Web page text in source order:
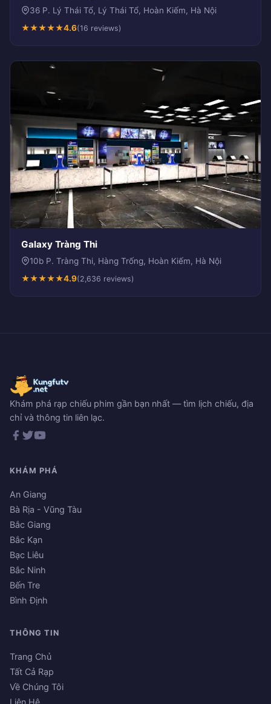
36 P. Lý Thái Tổ, Lý Thái Tổ, Hoàn Kiếm, Hà Nội
★★★★★4.6(16 reviews)
Galaxy Tràng Thi
10b P. Tràng Thi, Hàng Trống, Hoàn Kiếm, Hà Nội
★★★★★4.9(2,636 reviews)
Khám phá rạp chiếu phim gần bạn nhất — tìm lịch chiếu, địa
chỉ và thông tin liên lạc.
KHÁM PHÁ
An Giang
Bà Rịa - Vũng Tàu
Bắc Giang
Bắc Kạn
Bạc Liêu
Bắc Ninh
Bến Tre
Bình Định
THÔNG TIN
Trang Chủ
Tất Cả Rạp
Về Chúng Tôi
Liên Hệ